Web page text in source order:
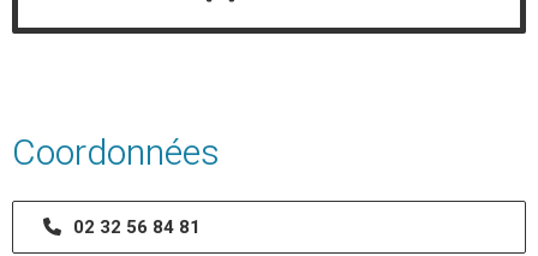
Coordonnées
02 32 56 84 81